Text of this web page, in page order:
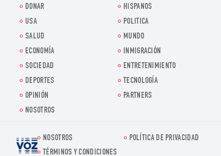
DONAR
HISPANOS
USA
POLITICA
SALUD
MUNDO
ECONOMÍA
INMIGRACIÓN
SOCIEDAD
ENTRETENIMIENTO
DEPORTES
TECNOLOGÍA
OPINIÓN
PARTNERS
NOSOTROS
Voz.us
NOSOTROS
POLÍTICA DE PRIVACIDAD
TÉRMINOS Y CONDICIONES